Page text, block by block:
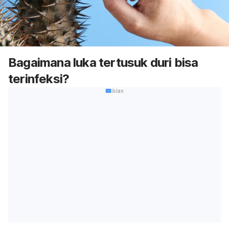
Bagaimana luka tertusuk duri bisa
terinfeksi?
Iklan